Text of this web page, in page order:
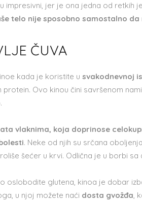
impresivni, jer je ona jedna od retkih
telo nije sposobno samostalno da
ČUVA
kada je koristite u svakodnevnoj
Ovo kinou čini savršenom
vlaknima, koja doprinose
. Neke od njih su srčana
šećer u krvi. Odlična je u borbi sa
oslobodite glutena, kinoa je dobar
u njoj možete naći dosta gvožđa,